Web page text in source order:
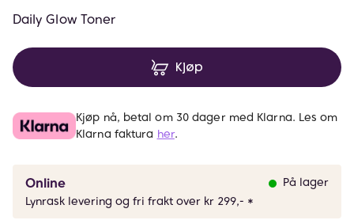
Daily Glow Toner
Kjøp
Kjøp nå, betal om 30 dager med Klarna. Les om
Klarna faktura her.
Online
På lager
Lynrask levering og fri frakt over kr 299,- *